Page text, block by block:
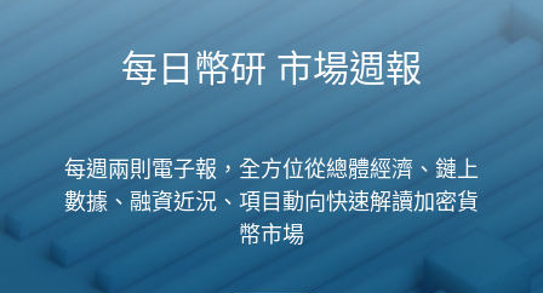
每日幣研 市場週報
每週兩則電子報，全方位從總體經濟、鏈上
數據、融資近況、項目動向快速解讀加密貨
幣市場